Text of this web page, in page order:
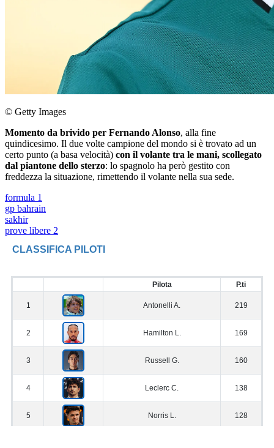
© Getty Images
Momento da brivido per Fernando Alonso, alla fine
quindicesimo. Il due volte campione del mondo si è trovato ad un
certo punto (a basa velocità) con il volante tra le mani, scollegato
dal piantone dello sterzo: lo spagnolo ha però gestito con
freddezza la situazione, rimettendo il volante nella sua sede.
formula 1
gp bahrain
sakhir
prove libere 2